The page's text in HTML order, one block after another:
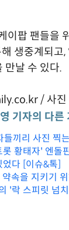
이팝 팬들을
생중계되고
만날 수 있다.
/ 사진
기자의 다른
끼리 사진 찍
황태자' 엔돌
다 [이슈&톡]
속을 지키기
'락 스피릿 넘